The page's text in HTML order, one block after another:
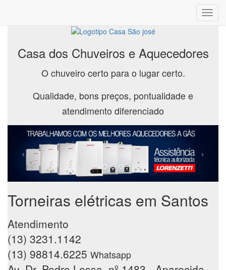
Casa dos Chuveiros e Aquecedores
O chuveiro certo para o lugar certo.
Qualidade, bons preços, pontualidade e
atendimento diferenciado
Torneiras elétricas em Santos
Atendimento
(13) 3231.1142
(13) 98814.6225 Whatsapp